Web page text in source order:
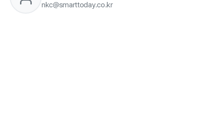
nkc@smarttoday.co.kr